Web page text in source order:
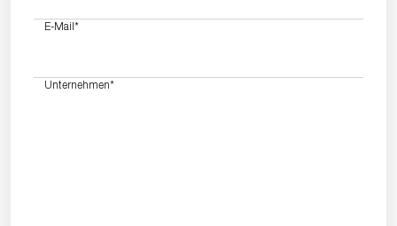
E-Mail*
Unternehmen*